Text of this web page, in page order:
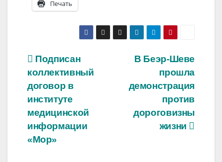
Печать
Навигация
по
записям
В Беэр-Шеве
прошла
демонстрация
против
дороговизны
жизни
Подписан
коллективный
договор в
институте
медицинской
информации
«Мор»